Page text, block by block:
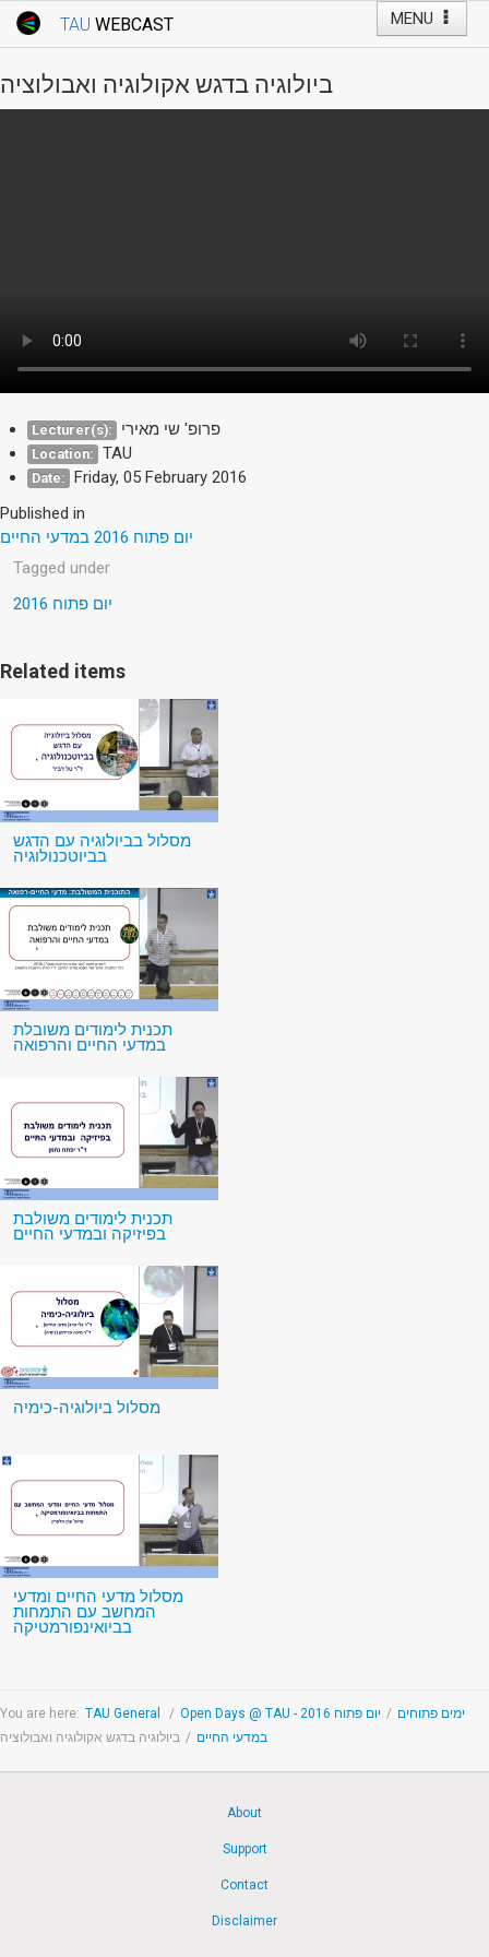
MENU
TAU WEBCAST
Webcast: Courses
Tel Aviv University
ביולוגיה בדגש אקולוגיה ואבולוציה
Lecturer(s): פרופ' שי מאירי
Location: TAU
Date: Friday, 05 February 2016
Published in
יום פתוח 2016 במדעי החיים
Tagged under
יום פתוח 2016
Related items
מסלול בביולוגיה עם הדגש
בביוטכנולוגיה
תכנית לימודים משובלת
במדעי החיים והרפואה
תכנית לימודים משולבת
בפיזיקה ובמדעי החיים
מסלול ביולוגיה-כימיה
מסלול מדעי החיים ומדעי
המחשב עם התמחות
בביואינפורמטיקה
You are here: TAU General / Open Days @ TAU - ימים פתוחים /
יום פתוח 2016
במדעי החיים / ביולוגיה בדגש אקולוגיה ואבולוציה
About
Support
Contact
Disclaimer